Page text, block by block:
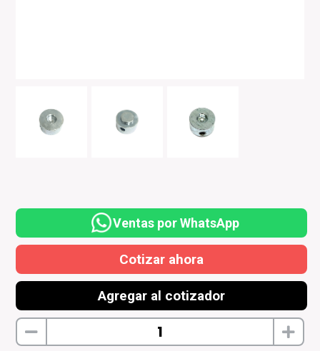
Ventas por WhatsApp
Cotizar ahora
Agregar al cotizador